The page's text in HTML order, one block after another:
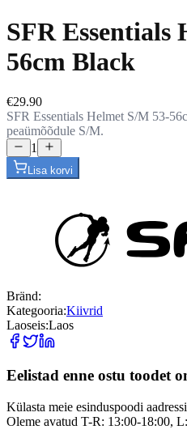
SFR Essentials
56cm Black
€29.90
SFR Essentials Helmet S/M 53-
peaümõõdule S/M.
1
Lisa korvi
Bränd:
Kategooria:Kiivrid
Laoseis:Laos
Eelistad enne ostu toodet
Külasta meie esinduspoodi
Oleme avatud T-R: 13:00-18:00,